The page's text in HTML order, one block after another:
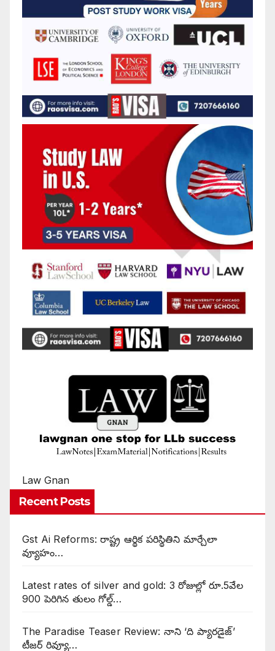
Law Gnan
Recent Posts
Gst Ai Reforms: రాష్ట్ర ఆర్థిక పరిస్థితిని మార్చేలా
వ్యూహం…
Latest rates of silver and gold: 3 రోజుల్లో రూ.5వేల
900 పెరిగిన తులం గోల్డ్…
The Paradise Teaser Review: నాని ‘ది ప్యారడైజ్’
టీజర్ రివ్యూ…